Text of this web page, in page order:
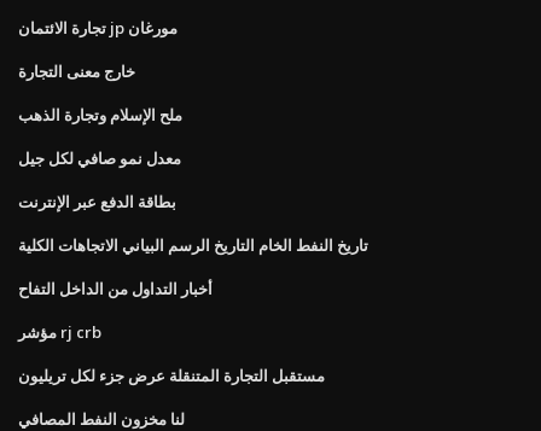
تجارة الائتمان jp مورغان
خارج معنى التجارة
ملح الإسلام وتجارة الذهب
معدل نمو صافي لكل جيل
بطاقة الدفع عبر الإنترنت
تاريخ النفط الخام التاريخ الرسم البياني الاتجاهات الكلية
أخبار التداول من الداخل التفاح
مؤشر rj crb
مستقبل التجارة المتنقلة عرض جزء لكل تريليون
لنا مخزون النفط المصافي